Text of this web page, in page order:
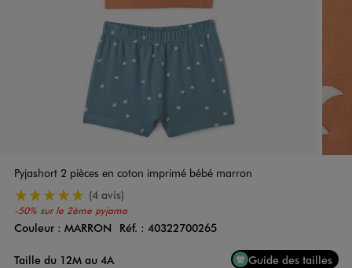
Pyjashort 2 pièces en coton imprimé bébé marron
-50% sur le 2ème pyjama
5/5 de moyenne(4 avis)
Couleur
Couleur : MARRON Réf. : 40322700265
Taille du 12M au 4A
Guide des tailles